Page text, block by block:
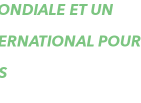
ET UN
POUR